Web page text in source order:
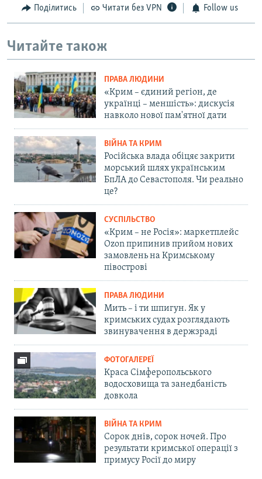
Поділитись Читати без VPN Follow us
Читайте також
ПРАВА ЛЮДИНИ
«Крим – єдиний регіон, де
українці – меншість»: дискусія
навколо нової пам'ятної дати
ВІЙНА ТА КРИМ
Російська влада обіцяє закрити
морський шлях українським
БпЛА до Севастополя. Чи реально
це?
СУСПІЛЬСТВО
«Крим – не Росія»: маркетплейс
Ozon припинив прийом нових
замовлень на Кримському
півострові
ПРАВА ЛЮДИНИ
Мить – і ти шпигун. Як у
кримських судах розглядають
звинувачення в держзраді
ФОТОГАЛЕРЕЇ
Краса Сімферопольського
водосховища та занедбаність
довкола
ВІЙНА ТА КРИМ
Сорок днів, сорок ночей. Про
результати кримської операції з
примусу Росії до миру